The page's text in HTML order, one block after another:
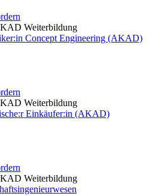
Weiterbildung
Concept Engineering (AKAD)
Weiterbildung
Einkäufer:in (AKAD)
Weiterbildung